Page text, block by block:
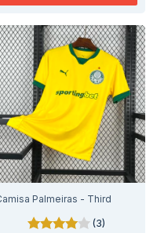
Palmeiras - Third
(3)